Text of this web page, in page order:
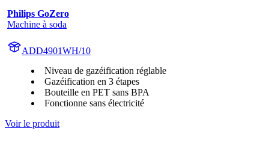
Philips GoZero
Machine à soda
ADD4901WH/10
Niveau de gazéification réglable
Gazéification en 3 étapes
Bouteille en PET sans BPA
Fonctionne sans électricité
Voir le produit